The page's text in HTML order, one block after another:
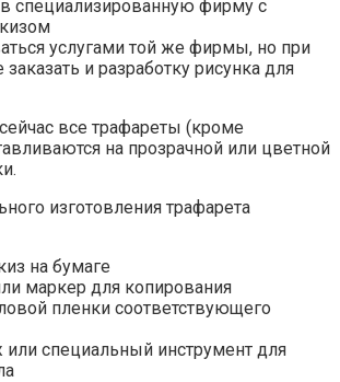
в специализированную фирму с
услугами той же фирмы, но при
и разработку рисунка для
все трафареты (кроме
на прозрачной или цветной
изготовления трафарета
на бумаге
маркер для копирования
пленки соответствующего
специальный инструмент для